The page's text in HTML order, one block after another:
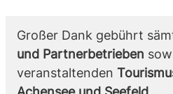
Großer Dank gebührt
und Partnerbetrieben
veranstaltenden